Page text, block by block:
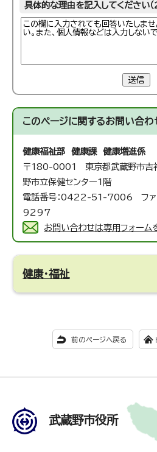
具体的な理由を記入してください
送信
このページに関するお問い合わ
健康福祉部 健康課 健康増進係
〒180-0001 東京都武蔵野市
野市立保健センター1階
電話番号：0422-51-7006 ファ
9297
お問い合わせは専用フォーム
健康・福祉
前のページへ戻る
武蔵野市役所